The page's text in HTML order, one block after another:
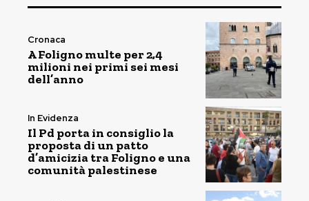
Cronaca
A Foligno multe per 2,4
milioni nei primi sei mesi
dell’anno
In Evidenza
Il Pd porta in consiglio la
proposta di un patto
d’amicizia tra Foligno e una
comunità palestinese